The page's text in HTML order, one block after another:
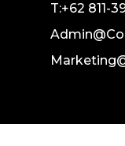
T:+62 811-